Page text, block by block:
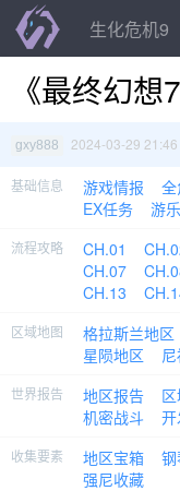
生化危机9
《最终幻
gxy888 2024-03-29 21:46
基础信息 游戏情报
EX任务
游
流程攻略 CH.01
CH.07
CH.13
区域地图 格拉斯兰地区
星陨地区
世界报告 地区报告
机密战斗
收集要素 地区宝箱
强尼收藏